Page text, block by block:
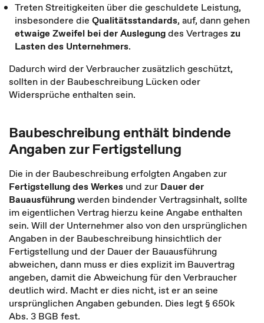
Treten Streitigkeiten über die geschuldete Leistung,
insbesondere die Qualitätsstandards, auf, dann gehen
etwaige Zweifel bei der Auslegungdes Vertrages zu
Lasten des Unternehmers.
Dadurch wird der Verbraucher zusätzlich geschützt,
sollten in der Baubeschreibung Lücken oder
Widersprüche enthalten sein.
Baubeschreibung enthält bindende
Angaben zur Fertigstellung
Die in der Baubeschreibung erfolgten Angaben zur
Fertigstellung des Werkes und zur Dauer der
Bauausführungwerden bindender Vertragsinhalt, sollte
im eigentlichen Vertrag hierzu keine Angabe enthalten
sein. Will der Unternehmer also von den ursprünglichen
Angaben in der Baubeschreibung hinsichtlich der
Fertigstellung und der Dauer der Bauausführung
abweichen, dann muss er dies explizit im Bauvertrag
angeben, damit die Abweichung für den Verbraucher
deutlich wird. Macht er dies nicht, ist er an seine
ursprünglichen Angaben gebunden. Dies legt § 650k
Abs. 3 BGB fest.